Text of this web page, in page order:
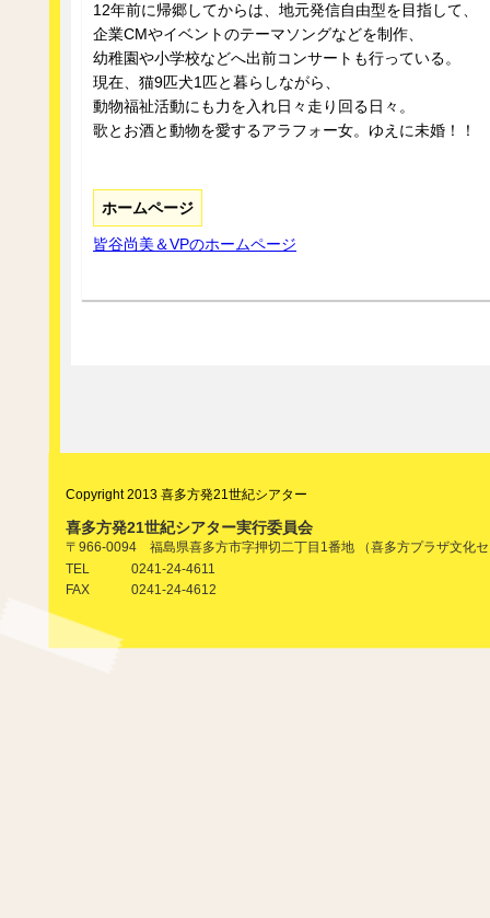
12年前に帰郷してからは、地元発信自由型を目指して、
企業CMやイベントのテーマソングなどを制作、
幼稚園や小学校などへ出前コンサートも行っている。
現在、猫9匹犬1匹と暮らしながら、
動物福祉活動にも力を入れ日々走り回る日々。
歌とお酒と動物を愛するアラフォー女。ゆえに未婚！！
ホームページ
皆谷尚美＆VPのホームページ
Copyright 2013 喜多方発21世紀シアター
喜多方発21世紀シアター実行委員会
〒966-0094 福島県喜多方市字押切二丁目1番地 （喜多方プラザ文化
TEL
0241-24-4611
FAX
0241-24-4612